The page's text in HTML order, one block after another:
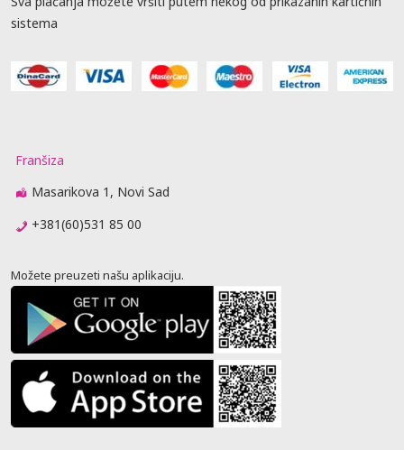
sistema
Franšiza
Masarikova 1, Novi Sad
+381(60)531 85 00
Možete preuzeti našu aplikaciju.